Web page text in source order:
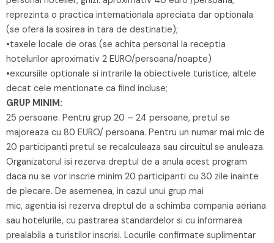
reprezinta o practica internationala apreciata dar optionala
(se ofera la sosirea in tara de destinatie);
•taxele locale de oras (se achita personal la receptia
hotelurilor aproximativ 2 EURO/persoana/noapte)
•excursiile optionale si intrarile la obiectivele turistice, altele
decat cele mentionate ca fiind incluse;
GRUP MINIM:
25 persoane. Pentru grup 20 – 24 persoane, pretul se
majoreaza cu 80 EURO/ persoana. Pentru un numar mai mic de
20 participanti pretul se recalculeaza sau circuitul se anuleaza.
Organizatorul isi rezerva dreptul de a anula acest program
daca nu se vor inscrie minim 20 participanti cu 30 zile inainte
de plecare. De asemenea, in cazul unui grup mai
mic, agentia isi rezerva dreptul de a schimba compania aeriana
sau hotelurile, cu pastrarea standardelor si cu informarea
prealabila a turistilor inscrisi. Locurile confirmate suplimentar